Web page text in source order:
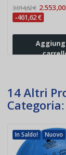
3.014,62 €
-461,62 €
14 Altri
Categoria:
In Saldo! Nuovo